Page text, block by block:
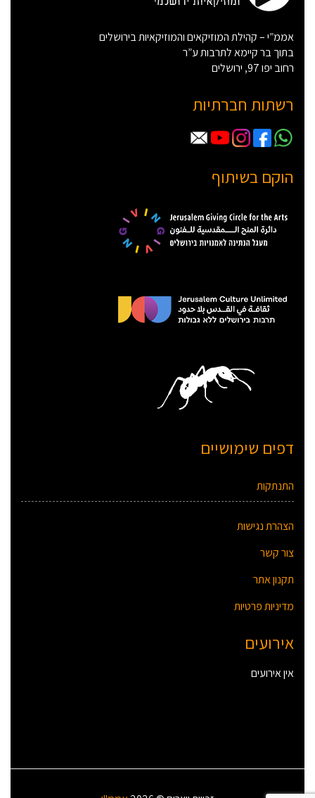
אממ”י – קהילת המוזיקאים והמוזיקאיות בירושלים
בתוך בר קיימא לתרבות ע”ר
רחוב יפו 97, ירושלים
רשתות חברתיות
הוקם בשיתוף
דפים שימושיים
התנתקות
הצהרת נגישות
צור קשר
תקנון אתר
מדיניות פרטיות
אירועים
אין אירועים